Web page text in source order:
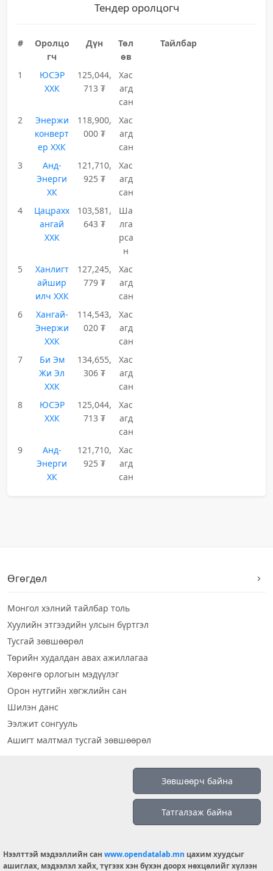
Тендер оролцогч
#
Оролцо
гч
Дүн
Төл
өв
Тайлбар
1
ЮСЭР
ХХК
125,044,
713 ₮
Хас
агд
сан
2
Энержи
конверт
ер ХХК
118,900,
000 ₮
Хас
агд
сан
3
Анд-
Энерги
ХК
121,710,
925 ₮
Хас
агд
сан
4
Цацрахх
ангай
ХХК
103,581,
643 ₮
Ша
лга
рса
н
5
Ханлигт
айшир
илч ХХК
127,245,
779 ₮
Хас
агд
сан
6
Хангай-
Энержи
ХХК
114,543,
020 ₮
Хас
агд
сан
7
Би Эм
Жи Эл
ХХК
134,655,
306 ₮
Хас
агд
сан
8
ЮСЭР
ХХК
125,044,
713 ₮
Хас
агд
сан
9
Анд-
Энерги
ХК
121,710,
925 ₮
Хас
агд
сан
Өгөгдөл
Монгол хэлний тайлбар толь
Хуулийн этгээдийн улсын бүртгэл
Тусгай зөвшөөрөл
Төрийн худалдан авах ажиллагаа
Хөрөнгө орлогын мэдүүлэг
Орон нутгийн хөгжлийн сан
Шилэн данс
Ээлжит сонгууль
Ашигт малтмал тусгай зөвшөөрөл
info@opendatalab.mn
Зөвшөөрч байна
Татгалзаж байна
Нээлттэй мэдээллийн сан www.opendatalab.mn цахим хуудсыг
ашиглах, мэдээлэл хайх, түгээх хэн бүхэн доорх нөхцөлийг хүлээн